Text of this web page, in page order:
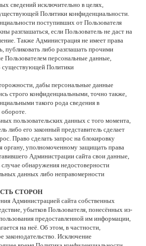
сведений исключительно в целях,
Политики конфиденциальности.
поступивших от Пользователя
разглашаться, если Пользователь не даст на
Также Администрация не имеет права
публиковать либо разглашать прочими
Пользователем персональные данные,
существующей Политики
дабы персональные данные
строго конфиденциальными, точно также,
такого рода сведения в
пользовательских данных с того момента,
либо его законный представитель сделает
Право сделать запрос на блокировку
органу, уполномоченному защищать права
Администрации сайта свои данные,
обнаружения недостоверности
данных либо неправомерности
СТОРОН
Администрацией сайта собственных
убытков Пользователя, понесённых из-
предоставленной им информации,
на неё. Об этом, в частности,
законодательство. Исключение